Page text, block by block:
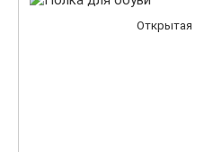
Открытая